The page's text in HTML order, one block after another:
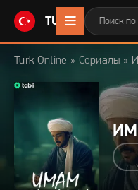
TURKONLINE
Turk Online » Сериалы »